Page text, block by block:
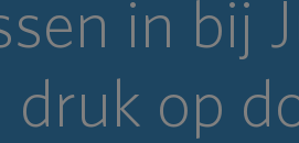
in bij
op